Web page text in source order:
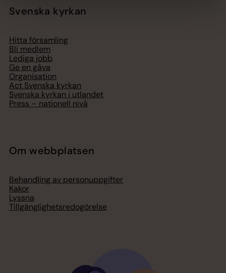
Svenska kyrkan
Hitta församling
Bli medlem
Lediga jobb
Ge en gåva
Organisation
Act Svenska kyrkan
Svenska kyrkan i utlandet
Press – nationell nivå
Om webbplatsen
Behandling av personuppgifter
Kakor
Lyssna
Tillgänglighetsredogörelse